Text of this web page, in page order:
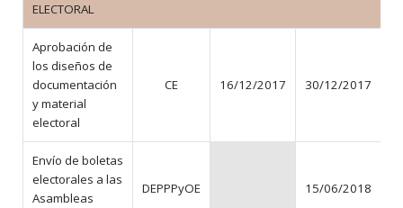
ELECTORAL
Aprobación de
los diseños de
documentación
y material
electoral
CE 16/12/2017 30/12/2017
Envío de boletas
electorales a las
Asambleas
DEPPPyOE 15/06/2018